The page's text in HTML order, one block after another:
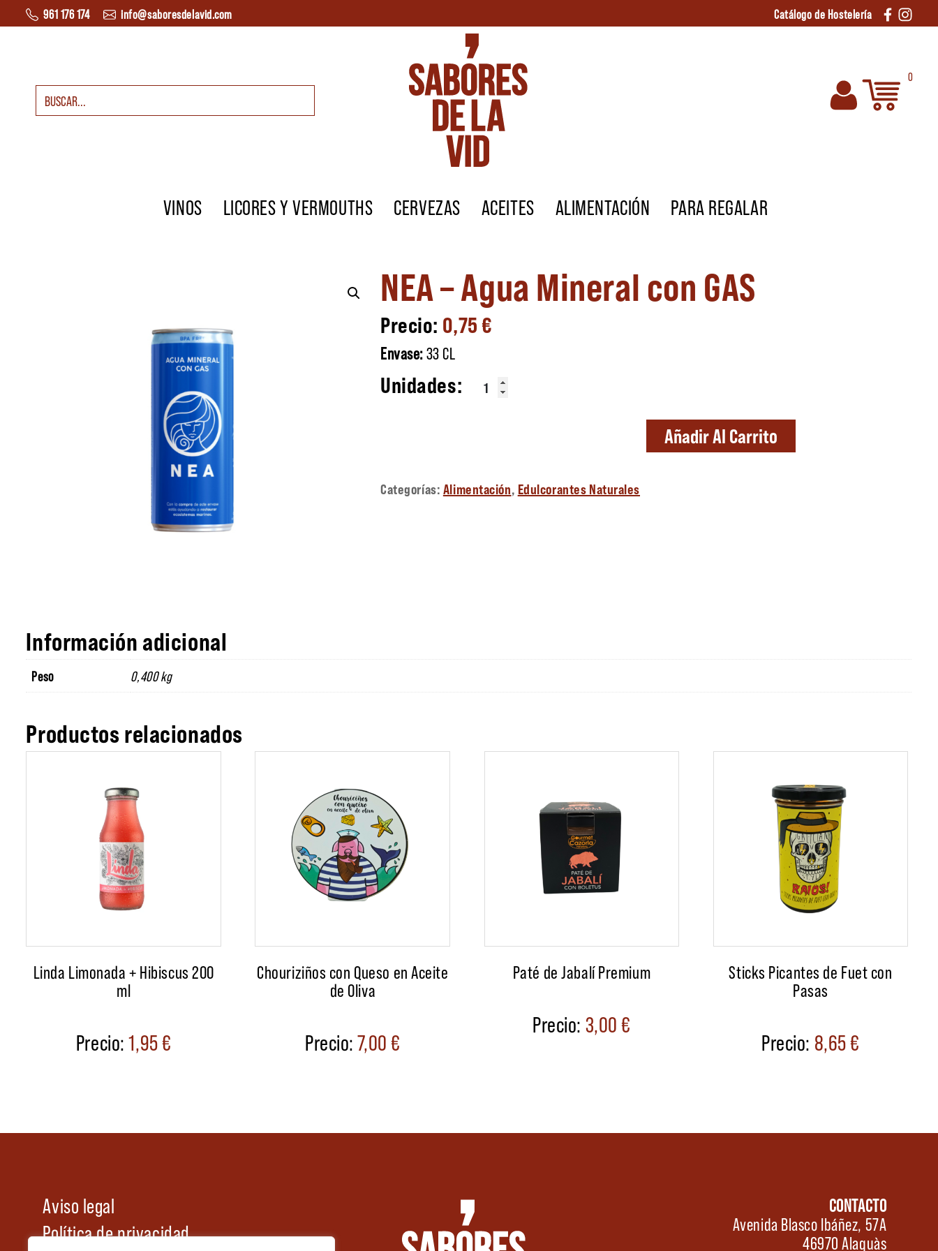
Saltar al contenido
961 176 174 info@saboresdelavid.com Catálogo de Hostelería
Buscar:
0
VINOS LICORES Y VERMOUTHS CERVEZAS ACEITES ALIMENTACIÓN PARA REGALAR
NEA – Agua Mineral con GAS
0,75€
Envase:33 CL
NEA - Agua Mineral con GAS cantidad
Añadir Al Carrito
Categorías: Alimentación, Edulcorantes Naturales
Información adicional
Peso 0,400 kg
Productos relacionados
Linda Limonada + Hibiscus 200
ml
1,95€
Chouriziños con Queso en Aceite
de Oliva
7,00€
Paté de Jabalí Premium
3,00€
Sticks Picantes de Fuet con
Pasas
8,65€
Aviso legal
Política de privacidad
CONTACTO
Avenida Blasco Ibáñez, 57A
46970 Alaquàs